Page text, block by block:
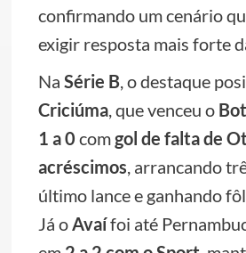
confirmando um cenário
exigir resposta mais forte
Na Série B, o destaque
Criciúma, que venceu o
1 a 0 comgol de falta de
acréscimos, arrancando
último lance e ganhando
Já oAvaífoi até